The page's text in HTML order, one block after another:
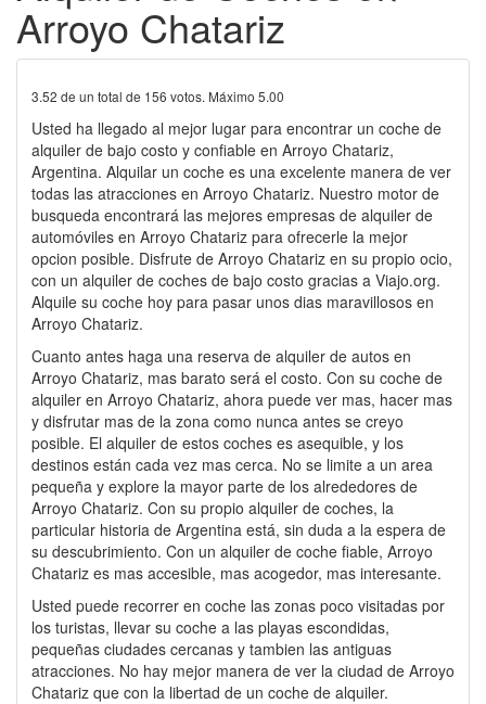
Arroyo Chatariz
3.52 de un total de 156 votos. Máximo 5.00
Usted ha llegado al mejor lugar para encontrar un coche de
alquiler de bajo costo y confiable en Arroyo Chatariz,
Argentina. Alquilar un coche es una excelente manera de ver
todas las atracciones en Arroyo Chatariz. Nuestro motor de
busqueda encontrará las mejores empresas de alquiler de
automóviles en Arroyo Chatariz para ofrecerle la mejor
opcion posible. Disfrute de Arroyo Chatariz en su propio ocio,
con un alquiler de coches de bajo costo gracias a Viajo.org.
Alquile su coche hoy para pasar unos dias maravillosos en
Arroyo Chatariz.
Cuanto antes haga una reserva de alquiler de autos en
Arroyo Chatariz, mas barato será el costo. Con su coche de
alquiler en Arroyo Chatariz, ahora puede ver mas, hacer mas
y disfrutar mas de la zona como nunca antes se creyo
posible. El alquiler de estos coches es asequible, y los
destinos están cada vez mas cerca. No se limite a un area
pequeña y explore la mayor parte de los alrededores de
Arroyo Chatariz. Con su propio alquiler de coches, la
particular historia de Argentina está, sin duda a la espera de
su descubrimiento. Con un alquiler de coche fiable, Arroyo
Chatariz es mas accesible, mas acogedor, mas interesante.
Usted puede recorrer en coche las zonas poco visitadas por
los turistas, llevar su coche a las playas escondidas,
pequeñas ciudades cercanas y tambien las antiguas
atracciones. No hay mejor manera de ver la ciudad de Arroyo
Chatariz que con la libertad de un coche de alquiler.